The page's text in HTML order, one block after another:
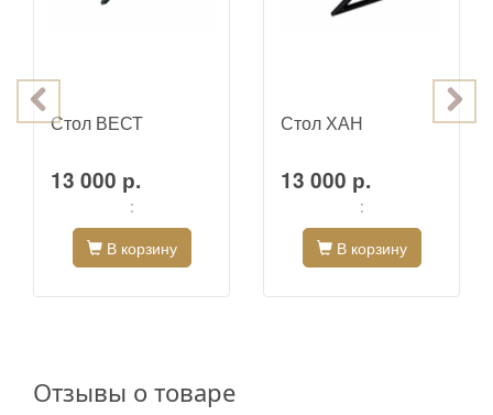
Стол ВЕСТ
13 000 р.
:
В корзину
Стол ХАН
13 000 р.
:
В корзину
Отзывы о товаре